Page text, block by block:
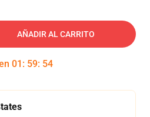
AÑADIR AL CARRITO
01 : 59: 54